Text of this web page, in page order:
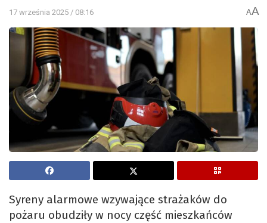
17 września 2025 / 08:16 AA
Syreny alarmowe wzywające strażaków do
pożaru obudziły w nocy część mieszkańców